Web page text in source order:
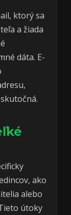
ktorý sa
a žiada
dáta. E-
ako
alebo
útoky